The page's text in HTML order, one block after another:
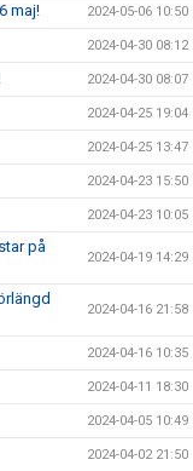
maj! 2024-05-06 10:50
2024-04-30 08:12
2024-04-30 08:07
2024-04-25 19:04
2024-04-25 13:47
2024-04-23 15:50
2024-04-23 10:05
på
2024-04-19 14:29
2024-04-16 21:58
2024-04-16 10:35
2024-04-11 18:30
2024-04-05 10:49
2024-04-02 21:50